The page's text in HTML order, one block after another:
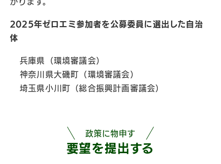
2025年ゼロエミ参加者を公募委員に選出した自治
体
兵庫県（環境審議会）
神奈川県大磯町（環境審議会）
埼玉県小川町（総合振興計画審議会）
政策に物申す
要望を提出する